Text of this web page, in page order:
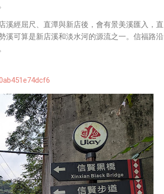
溪經屈尺、直潭與新店後，會有景美溪匯入，直
溪可算是新店溪和淡水河的源流之一。信福路沿